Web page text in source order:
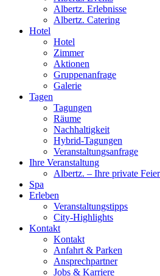
Albertz. Erlebnisse
Albertz. Catering
Hotel
Hotel
Zimmer
Aktionen
Gruppenanfrage
Galerie
Tagen
Tagungen
Räume
Nachhaltigkeit
Hybrid-Tagungen
Veranstaltungsanfrage
Ihre Veranstaltung
Albertz. – Ihre private
Spa
Erleben
Veranstaltungstipps
City-Highlights
Kontakt
Kontakt
Anfahrt & Parken
Ansprechpartner
Jobs & Karriere